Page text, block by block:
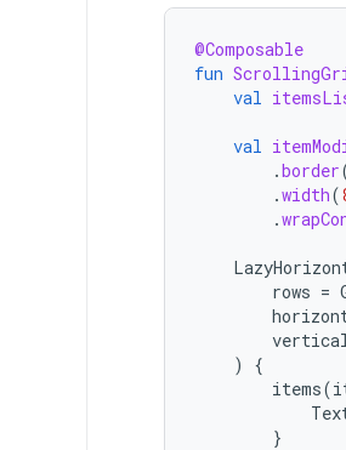
@Composable
fun
val
val
.border
.width(
.
rows =
)
{
items(
}